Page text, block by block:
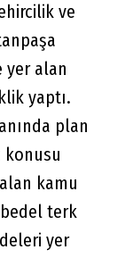
ve
yer alan
yaptı.
plan
konusu
kamu
terk
yer